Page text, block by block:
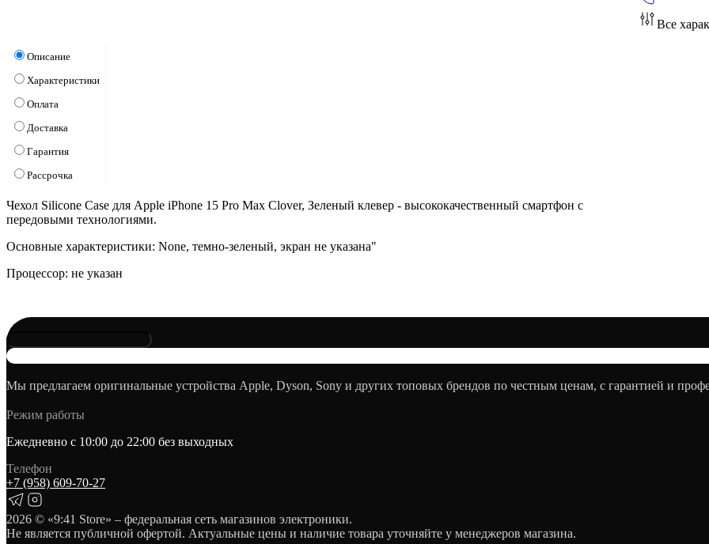
Все
Описание
Характеристики
Оплата
Доставка
Гарантия
Рассрочка
Чехол Silicone Case для Apple iPhone 15 Pro Max Clover, Зеленый клевер - высококачественный смартфон с
передовыми технологиями.
Основные характеристики: None, темно-зеленый, экран не указана"
Процессор: не указан
Мы предлагаем оригинальные устройства Apple, Dyson, Sony и других топовых брендов по честным ценам, с гарантией и
Режим работы
Ежедневно с 10:00 до 22:00 без выходных
Телефон
+7 (958) 609‑70‑27
2026 © «9:41 Store» – федеральная сеть магазинов электроники.
Не является публичной офертой. Актуальные цены и наличие товара уточняйте у менеджеров магазина.